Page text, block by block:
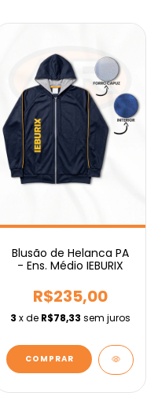
Blusão de Helanca PA
- Ens. Médio IEBURIX
R$235,00
3 x de R$78,33 sem juros
COMPRAR